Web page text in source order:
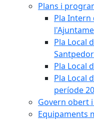
Plans i
Pla Intern
Pla Local
Pla Local
Pla Local
període
Govern obert
Equipaments